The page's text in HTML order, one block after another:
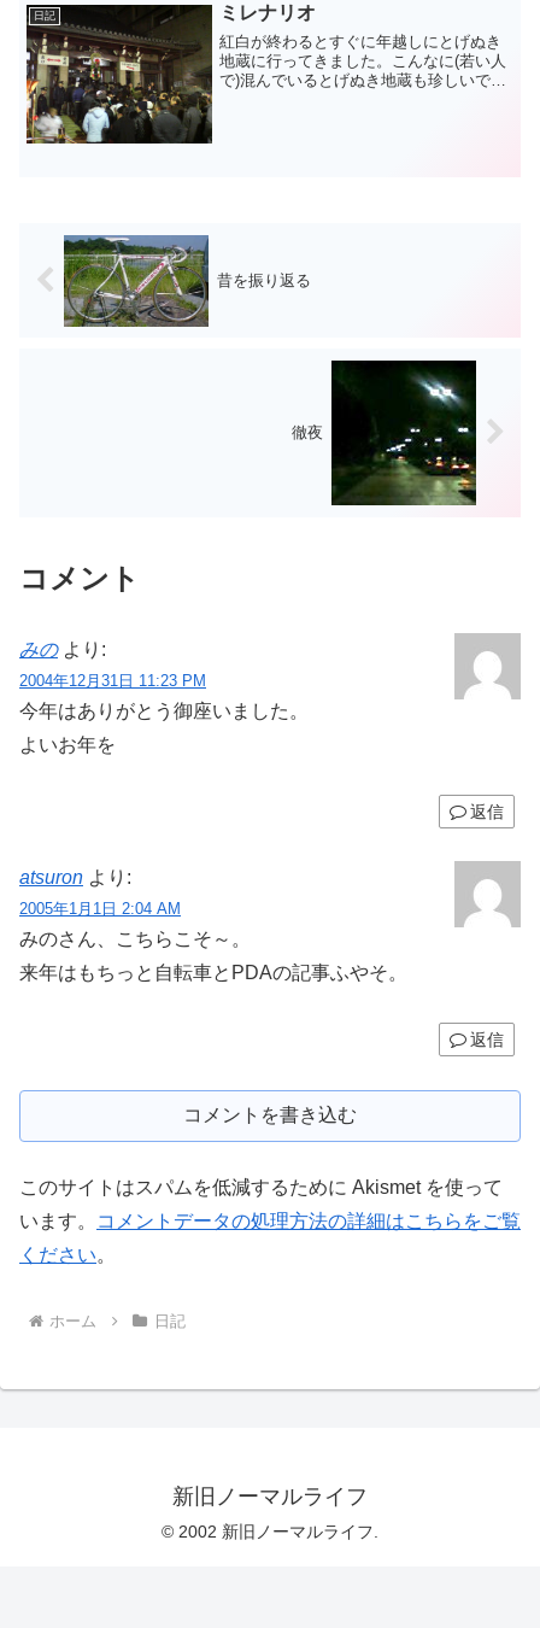
いが故に損している気分を...
日記 ミレナリオ
紅白が終わるとすぐに年越しにとげぬき
地蔵に行ってきました。こんなに(若い人
で)混んでいるとげぬき地蔵も珍しいでし
昔を振り返る
徹夜
コメント
みの より:
2004年12月31日 11:23 PM
今年はありがとう御座いました。
よいお年を
返信
atsuron より:
2005年1月1日 2:04 AM
みのさん、こちらこそ～。
来年はもちっと自転車とPDAの記事ふやそ。
返信
コメントを書き込む
このサイトはスパムを低減するために Akismet を使って
います。
コメントデータの処理方法の詳細はこちらをご覧
ください。
ホーム 日記
新旧ノーマルライフ
© 2002 新旧ノーマルライフ.